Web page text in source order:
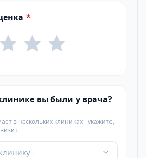
*
вы были у врача?
в нескольких клиниках - укажите,
-